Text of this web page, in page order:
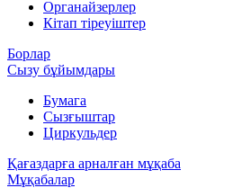
Органайзерлер
Кітап тіреуіштер
Борлар
Сызу бұйымдары
Бумага
Сызғыштар
Циркульдер
Қағаздарға арналған мұқаба
Мұқабалар